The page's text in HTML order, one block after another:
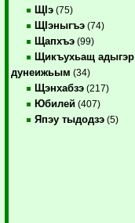
ЩIэ (75)
ЩIэныгъэ (74)
Щапхъэ (99)
Щикъухьащ адыгэр
дунеижьым (34)
Щэнхабзэ (217)
Юбилей (407)
Япэу тыдодзэ (5)